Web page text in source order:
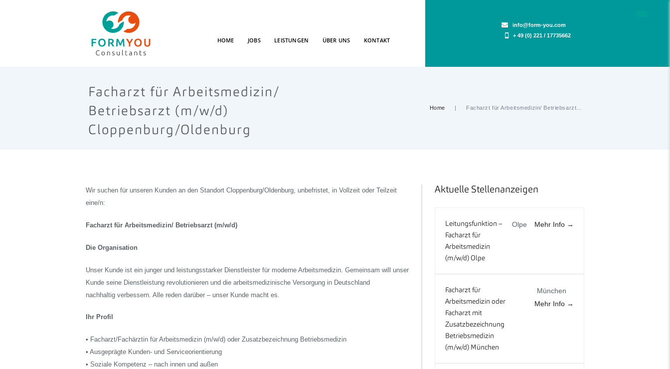
info@form-you.com
+ 49 (0) 221 / 17735662
HOME JOBS LEISTUNGEN ÜBER UNS KONTAKT
Facharzt für Arbeitsmedizin/
Betriebsarzt (m/w/d)
Cloppenburg/Oldenburg
Home Facharzt für Arbeitsmedizin/ Betriebsarzt...
Wir suchen für unseren Kunden an den Standort Cloppenburg/Oldenburg, unbefristet, in Vollzeit oder Teilzeit
eine/n:
Facharzt für Arbeitsmedizin/ Betriebsarzt (m/w/d)
Die Organisation
Unser Kunde ist ein junger und leistungsstarker Dienstleister für moderne Arbeitsmedizin. Gemeinsam will unser
Kunde seine Dienstleistung revolutionieren und die arbeitsmedizinische Versorgung in Deutschland
nachhaltig verbessern. Alle reden darüber – unser Kunde macht es.
Ihr Profil
• Facharzt/Fachärztin für Arbeitsmedizin (m/w/d) oder Zusatzbezeichnung Betriebsmedizin
• Ausgeprägte Kunden- und Serviceorientierung
• Soziale Kompetenz – nach innen und außen
Aktuelle Stellenanzeigen
Leitungsfunktion –
Facharzt für
Arbeitsmedizin
(m/w/d) Olpe
Olpe Mehr Info
Facharzt für
Arbeitsmedizin oder
Facharzt mit
Zusatzbezeichnung
Betriebsmedizin
(m/w/d) München
München
Mehr Info